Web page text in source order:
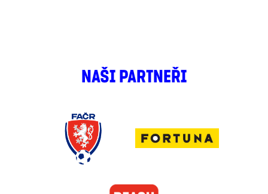
NAŠI PARTNEŘI